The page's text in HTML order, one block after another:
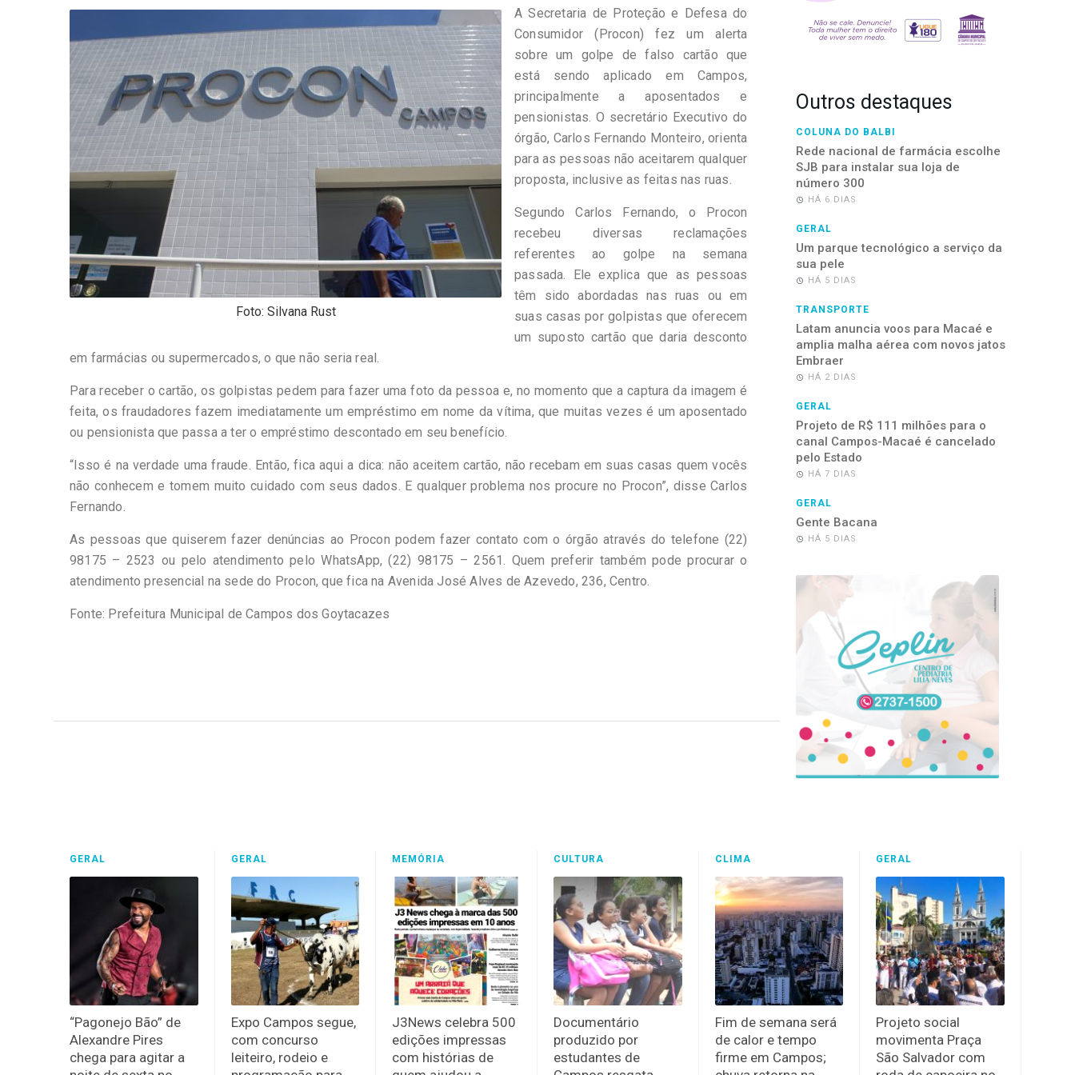
Foto: Silvana Rust
A Secretaria de Proteção e Defesa do
Consumidor (Procon) fez um alerta
sobre um golpe de falso cartão que
está sendo aplicado em Campos,
principalmente a aposentados e
pensionistas. O secretário Executivo do
órgão, Carlos Fernando Monteiro, orienta
para as pessoas não aceitarem qualquer
proposta, inclusive as feitas nas ruas.
Segundo Carlos Fernando, o Procon
recebeu diversas reclamações
referentes ao golpe na semana
passada. Ele explica que as pessoas
têm sido abordadas nas ruas ou em
suas casas por golpistas que oferecem
um suposto cartão que daria desconto
em farmácias ou supermercados, o que não seria real.
Para receber o cartão, os golpistas pedem para fazer uma foto da pessoa e, no momento que a captura da imagem é
feita, os fraudadores fazem imediatamente um empréstimo em nome da vítima, que muitas vezes é um aposentado
ou pensionista que passa a ter o empréstimo descontado em seu benefício.
“Isso é na verdade uma fraude. Então, fica aqui a dica: não aceitem cartão, não recebam em suas casas quem vocês
não conhecem e tomem muito cuidado com seus dados. E qualquer problema nos procure no Procon”, disse Carlos
Fernando.
As pessoas que quiserem fazer denúncias ao Procon podem fazer contato com o órgão através do telefone (22)
98175 – 2523 ou pelo atendimento pelo WhatsApp, (22) 98175 – 2561. Quem preferir também pode procurar o
atendimento presencial na sede do Procon, que fica na Avenida José Alves de Azevedo, 236, Centro.
Fonte: Prefeitura Municipal de Campos dos Goytacazes
Outros destaques
COLUNA DO BALBI
Rede nacional de farmácia escolhe
SJB para instalar sua loja de
número 300
HÁ 6 DIAS
GERAL
Um parque tecnológico a serviço da
sua pele
HÁ 5 DIAS
TRANSPORTE
Latam anuncia voos para Macaé e
amplia malha aérea com novos jatos
Embraer
HÁ 2 DIAS
GERAL
Projeto de R$ 111 milhões para o
canal Campos-Macaé é cancelado
pelo Estado
HÁ 7 DIAS
GERAL
Gente Bacana
HÁ 5 DIAS
GERAL
“Pagonejo Bão” de
Alexandre Pires
chega para agitar a
GERAL
Expo Campos segue,
com concurso
leiteiro, rodeio e
MEMÓRIA
J3News celebra 500
edições impressas
com histórias de
CULTURA
Documentário
produzido por
estudantes de
CLIMA
Fim de semana será
de calor e tempo
firme em Campos;
GERAL
Projeto social
movimenta Praça
São Salvador com